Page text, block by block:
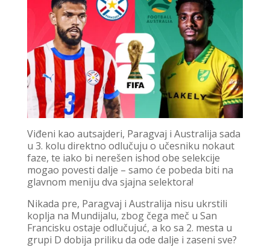
Viđeni kao autsajderi, Paragvaj i Australija sada
u 3. kolu direktno odlučuju o učesniku nokaut
faze, te iako bi nerešen ishod obe selekcije
mogao povesti dalje – samo će pobeda biti na
glavnom meniju dva sjajna selektora!
Nikada pre, Paragvaj i Australija nisu ukrstili
koplja na Mundijalu, zbog čega meč u San
Francisku ostaje odlučujuć, a ko sa 2. mesta u
grupi D dobija priliku da ode dalje i zaseni sve?